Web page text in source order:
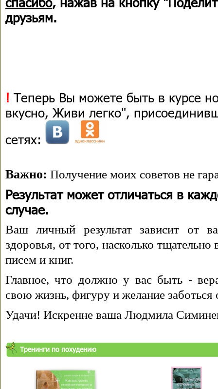
друзьям.
! Теперь Вы можете быть в курсе
вкусно, Живи легко",
сетях:
Важно: Получение моих советов не
Результат может отличаться в
случае.
Ваш личный результат зависит от
здоровья, от того, насколько
писем и книг.
Главное, что должно у вас быть -
свою жизнь, фигуру и желание заботься
Удачи! Искренне ваша Людмила
Тренинги по похудению